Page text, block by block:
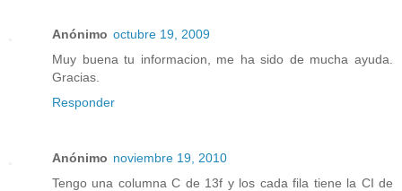
Anónimo octubre 19, 2009
Muy buena tu informacion, me ha sido de mucha ayuda.
Gracias.
Responder
Anónimo noviembre 19, 2010
Tengo una columna C de 13f y los cada fila tiene la CI de